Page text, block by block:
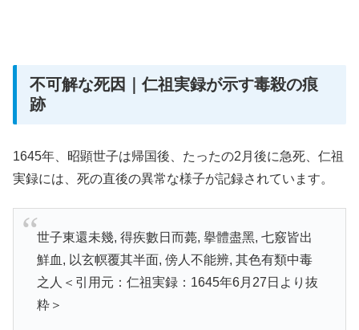
不可解な死因｜仁祖実録が示す毒殺の痕
跡
1645年、昭顕世子は帰国後、たったの2月後に急死、仁祖
実録には、死の直後の異常な様子が記録されています。
世子東還未幾, 得疾數日而薨, 擧體盡黑, 七竅皆出
鮮血, 以玄幎覆其半面, 傍人不能辨, 其色有類中毒
之人＜引用元：仁祖実録：1645年6月27日より抜
粋＞